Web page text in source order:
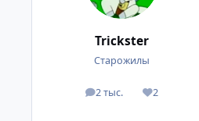
Trickster
Старожилы
2 тыс.
посты 2
Репутация